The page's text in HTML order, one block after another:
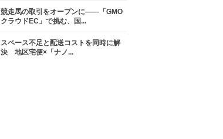
競走馬の取引をオープンに――「GMO
クラウドEC」で挑む、国...
スペース不足と配送コストを同時に解
決 地区宅便×「ナノ...